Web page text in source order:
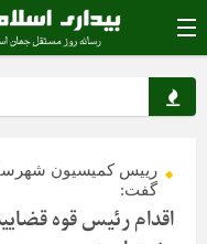
رییس کمیسیون
گفت:
اقدام رئیس قوه